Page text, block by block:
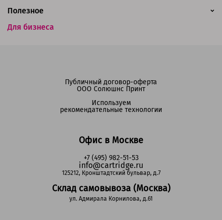
Для бизнеса
Полезное
Офис в Москве
+7 (495) 982-51-53
info@cartridge.ru
125212, Кронштадтский бульвар, д.7
Склад самовывоза (Москва)
ул. Адмирала Корнилова, д.61
Публичный договор-оферта
ООО Солюшнс Принт
Используем
рекомендательные технологии